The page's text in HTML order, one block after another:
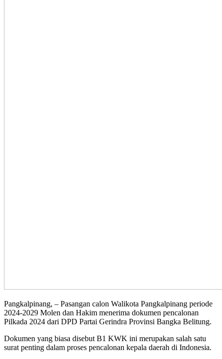
Pangkalpinang, – Pasangan calon Walikota Pangkalpinang periode
2024-2029 Molen dan Hakim menerima dokumen pencalonan
Pilkada 2024 dari DPD Partai Gerindra Provinsi Bangka Belitung.
Dokumen yang biasa disebut B1 KWK ini merupakan salah satu
surat penting dalam proses pencalonan kepala daerah di Indonesia.